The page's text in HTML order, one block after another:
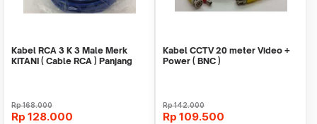
Kabel RCA 3 K 3 Male Merk
KITANI ( Cable RCA ) Panjang
Rp168.000
Rp 128.000
Kabel CCTV 20 meter Video +
Power ( BNC )
Rp142.000
Rp 109.500